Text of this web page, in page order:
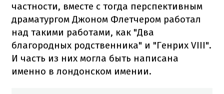
частности, вместе с тогда перспективным
драматургом Джоном Флетчером работал
над такими работами, как "Два
благородных родственника" и "Генрих VIII".
И часть из них могла быть написана
именно в лондонском имении.